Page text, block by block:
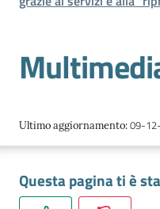
dell'Emilia
Gestire
l'impresa
e
Ultimo aggiornamento:09-
Questa pagina ti è